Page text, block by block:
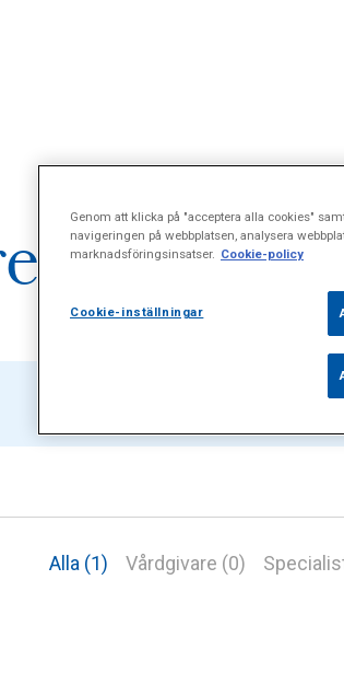
för
Alla (1) Vårdgivare (0)
Genom att klicka på "acceptera alla cookies"
navigeringen på webbplatsen, analysera
marknadsföringsinsatser. Cookie-policy
Cookie-inställningar